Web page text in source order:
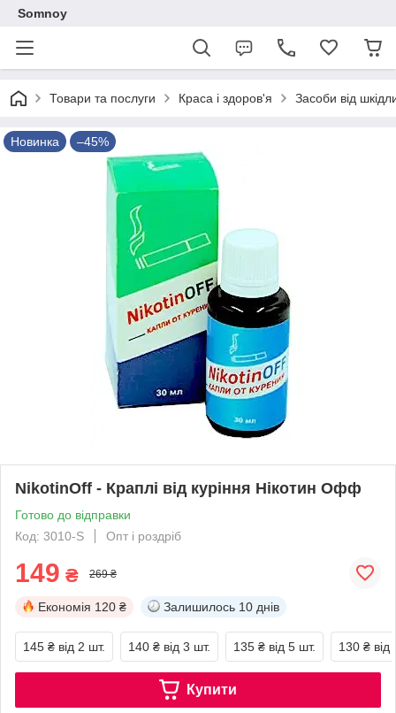
Somnoy
Товари та послуги Краса і здоров'я Засоби від
Новинка –45%
NikotinОff - Краплі від куріння Нікотин Офф
Готово до відправки
Код: 3010-S
Опт і роздріб
149 ₴ 269 ₴
Економія 120 ₴ Залишилось 10 днів
145 ₴ від 2 шт. 140 ₴ від 3 шт. 135 ₴ від 5 шт. 130 ₴ від
Купити